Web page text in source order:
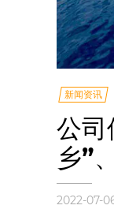
新闻资讯
公司
乡”
2022-07-